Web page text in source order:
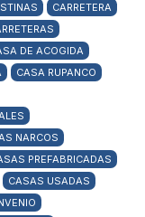
CARRETERA
DE ACOGIDA
CASA RUPANCO
NARCOS
PREFABRICADAS
CASAS USADAS